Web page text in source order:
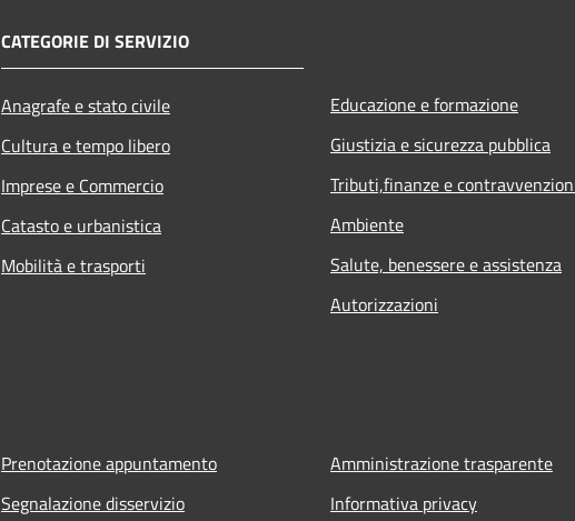
CATEGORIE DI SERVIZIO
Anagrafe e stato civile
Cultura e tempo libero
Imprese e Commercio
Catasto e urbanistica
Mobilità e trasporti
Educazione e formazione
Giustizia e sicurezza pubblica
Tributi,finanze e
Ambiente
Salute, benessere e assistenza
Autorizzazioni
Prenotazione appuntamento
Segnalazione disservizio
Amministrazione trasparente
Informativa privacy